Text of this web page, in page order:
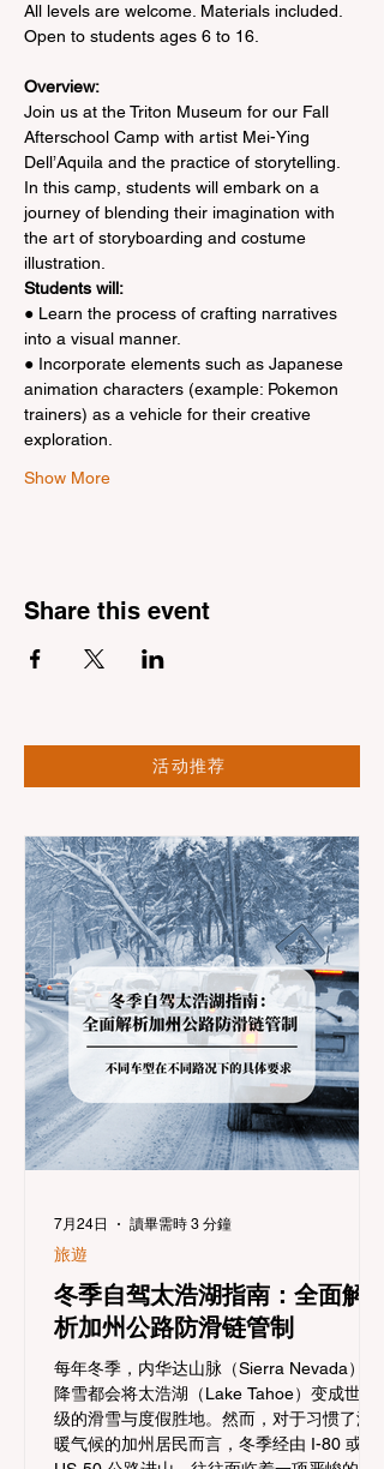
All levels are welcome. Materials included.
Overview:
Join us at the Triton Museum for our Fall
Afterschool Camp with artist Mei-Ying
Dell’Aquila and the practice of storytelling.
In this camp, students will embark on a
journey of blending their imagination with
the art of storyboarding and costume
illustration.
Students will:
● Learn the process of crafting narratives
into a visual manner.
● Incorporate elements such as Japanese
animation characters (example: Pokemon
trainers) as a vehicle for their creative
exploration.
Show More
Share this event
活动推荐
冬季自驾太浩湖指南：全面解
析加州公路防滑链管制
每年冬季，内华达山脉（Sierra Nevada）的
降雪都会将太浩湖（Lake Tahoe）变成世界
级的滑雪与度假胜地。然而，对于习惯了温
暖气候的加州居民而言，冬季经由 I-80 或
旅遊
7月24日 讀畢需時 3 分鐘